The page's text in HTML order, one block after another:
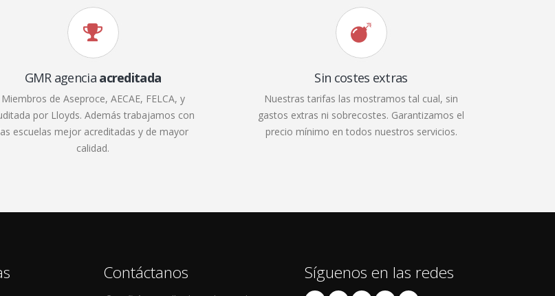
GMR agencia acreditada
Miembros de Aseproce, AECAE, FELCA, y
por Lloyds. Además trabajamos con
escuelas mejor acreditadas y de mayor
calidad.
Sin costes extras
Nuestras tarifas las mostramos tal cual, sin
gastos extras ni sobrecostes. Garantizamos el
precio mínimo en todos nuestros servicios.
Contáctanos Síguenos en las redes